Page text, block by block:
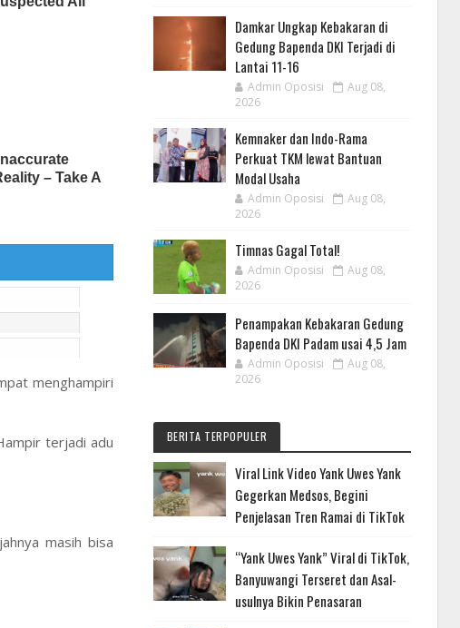
menghampiri
terjadi adu
masih bisa
Damkar Ungkap Kebakaran di
Gedung Bapenda DKI Terjadi di
Lantai 11-16
Admin Oposisi
Aug 08,
2026
Kemnaker dan Indo-Rama
Perkuat TKM lewat Bantuan
Modal Usaha
Admin Oposisi
Aug 08,
2026
Timnas Gagal Total!
Admin Oposisi
Aug 08,
2026
Penampakan Kebakaran Gedung
Bapenda DKI Padam usai 4,5 Jam
Admin Oposisi
Aug 08,
2026
BERITA TERPOPULER
Viral Link Video Yank Uwes Yank
Gegerkan Medsos, Begini
Penjelasan Tren Ramai di TikTok
“Yank Uwes Yank” Viral di TikTok,
Banyuwangi Terseret dan Asal-
usulnya Bikin Penasaran